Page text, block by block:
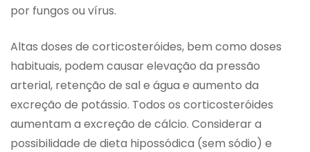
por fungos ou vírus.
Altas doses de corticosteróides, bem como doses
habituais, podem causar elevação da pressão
arterial, retenção de sal e água e aumento da
excreção de potássio. Todos os corticosteróides
aumentam a excreção de cálcio. Considerar a
possibilidade de dieta hipossódica (sem sódio) e